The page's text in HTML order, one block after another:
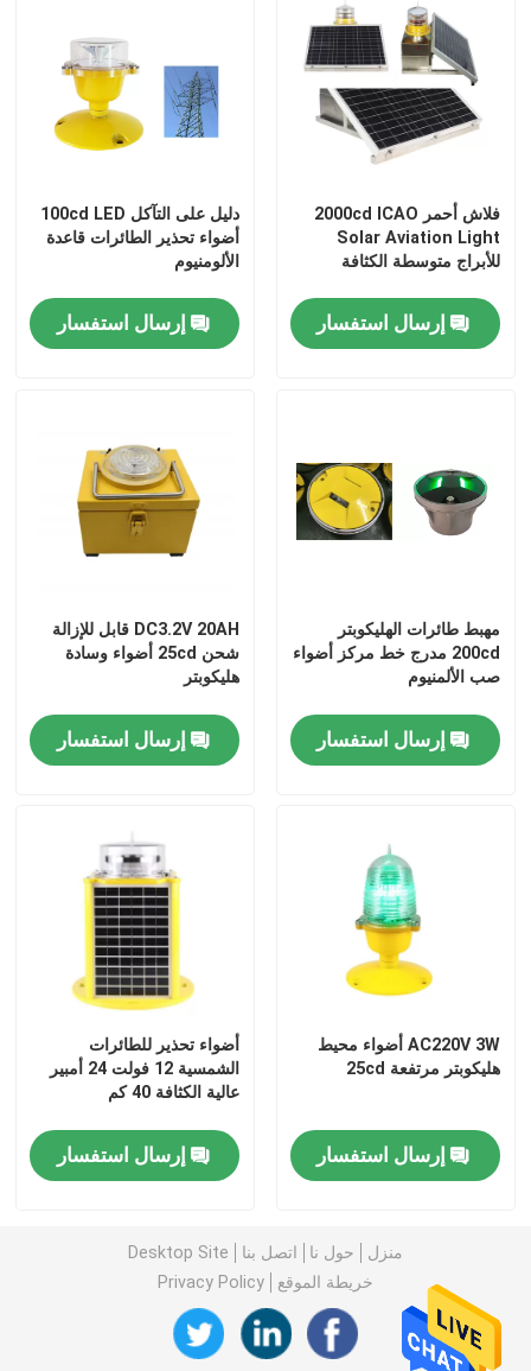
منتجات
معلومات عنا
فلاش أحمر 2000cd ICAO
Solar Aviation Light
للأبراج متوسطة الكثافة
إرسال استفسار
دليل على التآكل 100cd LED
أضواء تحذير الطائرات قاعدة
الألومنيوم
إرسال استفسار
مهبط طائرات الهليكوبتر
200cd مدرج خط مركز أضواء
صب الألمنيوم
إرسال استفسار
DC3.2V 20AH قابل للإزالة
شحن 25cd أضواء وسادة
هليكوبتر
إرسال استفسار
AC220V 3W أضواء محيط
هليكوبتر مرتفعة 25cd
إرسال استفسار
أضواء تحذير للطائرات
الشمسية 12 فولت 24 أمبير
عالية الكثافة 40 كم
إرسال استفسار
منزل حول نا اتصل بنا
Desktop Site
خريطة الموقع
Privacy Policy